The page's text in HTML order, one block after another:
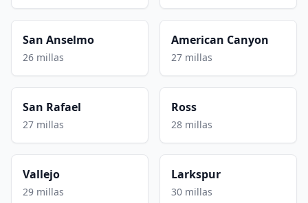
San Anselmo
26 millas
American Canyon
27 millas
San Rafael
27 millas
Ross
28 millas
Vallejo
29 millas
Larkspur
30 millas